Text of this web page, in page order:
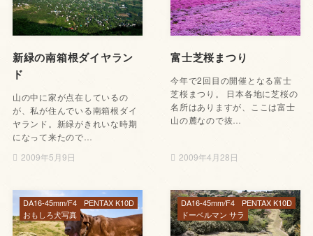
新緑の南箱根ダイヤラン
ド
山の中に家が点在しているの
が、私が住んでいる南箱根ダイ
ヤランド。新緑がきれいな時期
になって来たので…
2009年5月9日
富士芝桜まつり
今年で2回目の開催となる富士
芝桜まつり。 日本各地に芝桜の
名所はありますが、ここは富士
山の麓なので抜…
2009年4月28日
DA16-45mm/F4
PENTAX K10D
おもしろ犬写真
DA16-45mm/F4
PENTAX K10D
ドーベルマン サラ